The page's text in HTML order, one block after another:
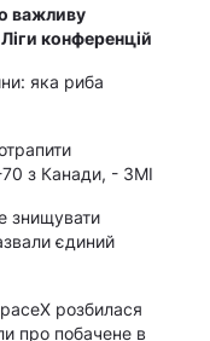
важливу
конференцій
яка риба
з Канади, - ЗМІ
знищувати
єдиний
розбилася
про побачене в